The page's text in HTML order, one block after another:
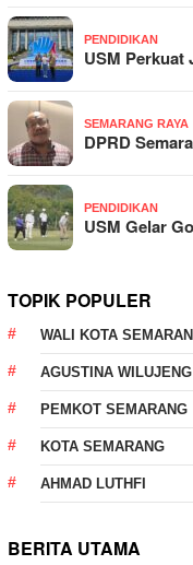
PENDIDIKAN
USM
SEMARANG RAYA
DPRD
PENDIDIKAN
USM Gelar
TOPIK POPULER
WALI KOTA
AGUSTINA WILUJENG
PEMKOT SEMARANG
KOTA SEMARANG
AHMAD LUTHFI
BERITA UTAMA